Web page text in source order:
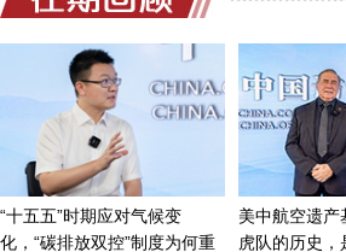
如果你在这儿守法经营，而且
作用。你是要敦促美国政府不
国政府，而不是追随美国政府
虐。所以对这样的企业，我们
政治工具的话，我们完全有理